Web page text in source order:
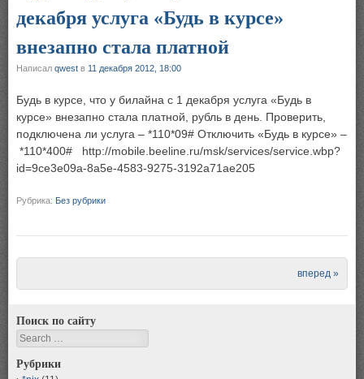
декабря услуга «Будь в курсе»
внезапно стала платной
Написал qwest в 11 декабря 2012, 18:00
Будь в курсе, что у билайна с 1 декабря услуга «Будь в
курсе» внезапно стала платной, рубль в день. Проверить,
подключена ли услуга – *110*09# Отключить «Будь в курсе» –
*110*400# http://mobile.beeline.ru/msk/services/service.wbp?
id=9ce3e09a-8a5e-4583-9275-3192a71ae205
Рубрика: Без рубрики
вперед »
Поиск по сайту
Search
Рубрики